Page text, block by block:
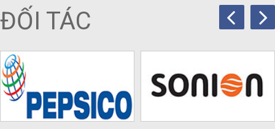
ĐỐI TÁC